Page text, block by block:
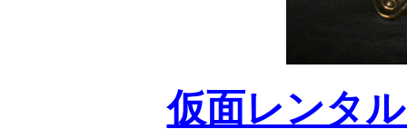
仮面レンタ